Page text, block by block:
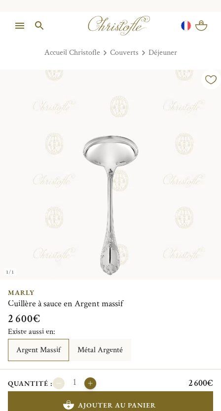
Accueil Christofle Couverts Déjeuner
1/1
MARLY
Cuillère à sauce en Argent massif
2 600€
Existe aussi en:
Argent Massif
Métal Argenté
QUANTITÉ : 2 600€
AJOUTER AU PANIER